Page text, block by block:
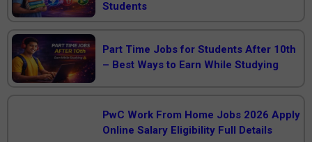
Students
Part Time Jobs for Students After 10th
– Best Ways to Earn While Studying
PwC Work From Home Jobs 2026 Apply
Online Salary Eligibility Full Details